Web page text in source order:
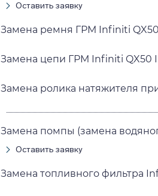
Оставить заявку
Замена ремня ГРМ Infiniti
Замена цепи ГРМ Infiniti QX50
Замена ролика натяжителя
Замена помпы (замена
Оставить заявку
Замена топливного фильтра